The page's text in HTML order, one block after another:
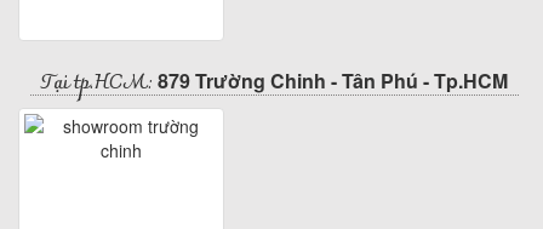
Tại tp.HCM: 879 Trường Chinh - Tân Phú - Tp.HCM